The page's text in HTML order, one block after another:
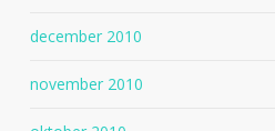
december 2010
november 2010